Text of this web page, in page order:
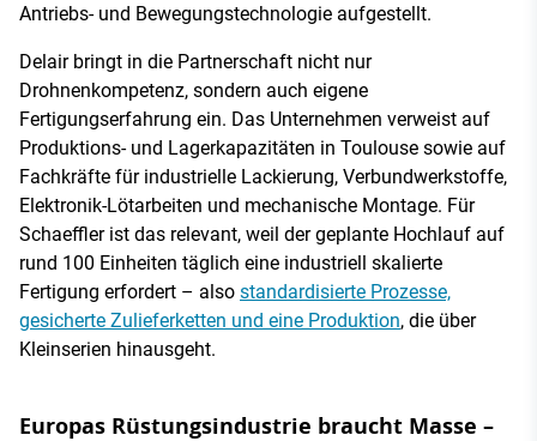
Antriebs- und Bewegungstechnologie aufgestellt.
Delair bringt in die Partnerschaft nicht nur
Drohnenkompetenz, sondern auch eigene
Fertigungserfahrung ein. Das Unternehmen verweist auf
Produktions- und Lagerkapazitäten in Toulouse sowie auf
Fachkräfte für industrielle Lackierung, Verbundwerkstoffe,
Elektronik-Lötarbeiten und mechanische Montage. Für
Schaeffler ist das relevant, weil der geplante Hochlauf auf
rund 100 Einheiten täglich eine industriell skalierte
Fertigung erfordert – also standardisierte Prozesse,
gesicherte Zulieferketten und eine Produktion, die über
Kleinserien hinausgeht.
Europas Rüstungsindustrie braucht Masse –